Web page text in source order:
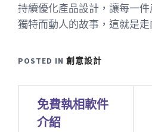
持續優化產品設計，讓每一
獨特而動人的故事，這就是走
POSTED IN 創意設計
免費執相軟件
介紹